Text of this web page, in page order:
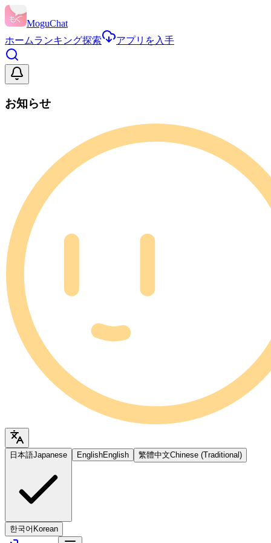
MoguChat
ホームランキング探索 アプリを入手
お知らせ
日本語Japanese EnglishEnglish 繁體中文Chinese (Traditional)
한국어 Korean